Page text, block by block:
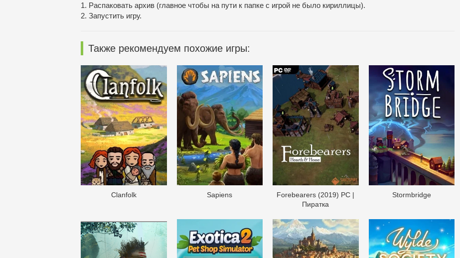
1. Распаковать архив (главное чтобы на пути к папке с игрой не было кириллицы).
2. Запустить игру.
Также рекомендуем похожие игры:
Clanfolk Sapiens
Forebearers (2019) PC |
Пиратка
Stormbridge